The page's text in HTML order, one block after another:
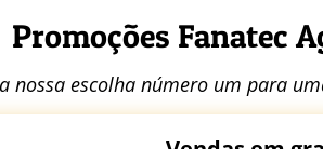
Promoções Fanatec
nossa escolha número um para